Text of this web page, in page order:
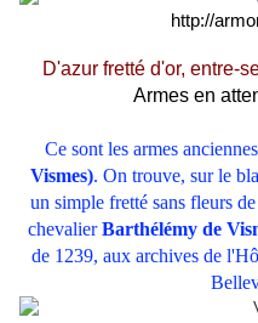
http://
D'azur fretté d'or, entre-
Armes en
Ce sont les armes
Vismes). On trouve, sur le
un simple fretté sans fleurs
chevalierBarthélémy de
de 1239, aux archives de